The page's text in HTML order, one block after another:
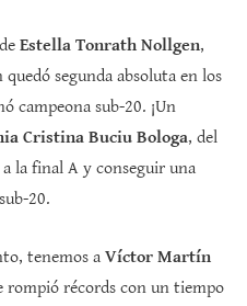
Estella Tonrath Nollgen,
segunda absoluta en los
campeona sub-20. ¡Un
Cristina Buciu Bologa, del
la final A y conseguir una
20.
tenemos a Víctor Martín
rompió récords con un tiempo